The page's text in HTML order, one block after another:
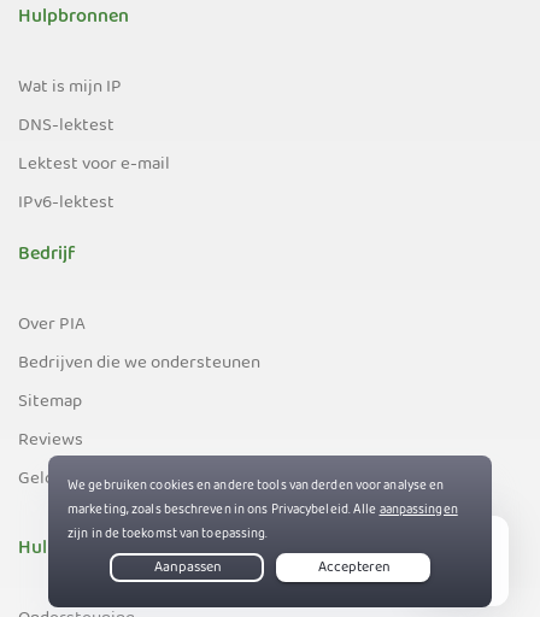
Hulpbronnen
Wat is mijn IP
DNS-lektest
Lektest voor e-mail
IPv6-lektest
Bedrijf
Over PIA
Bedrijven die we ondersteunen
Sitemap
Reviews
Geld-terug-garantie
Hulp